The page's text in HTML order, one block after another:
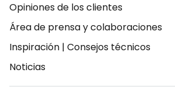
Opiniones de los clientes
Área de prensa y colaboraciones
Inspiración | Consejos técnicos
Noticias